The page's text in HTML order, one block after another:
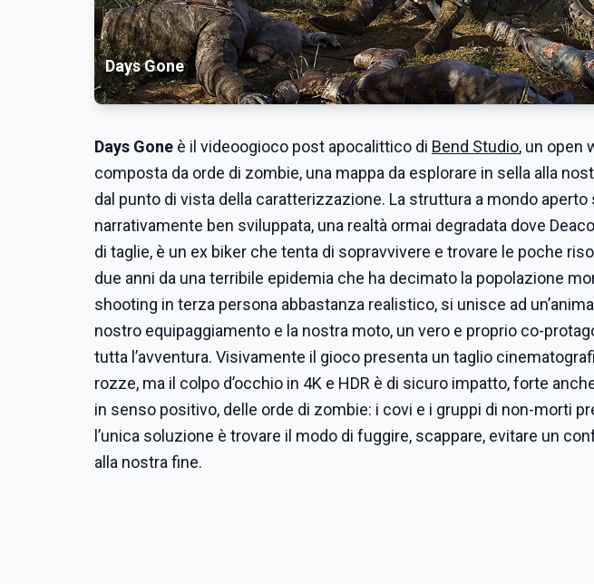
Days Gone
Days Gone è il videoogioco post apocalittico di Bend Studio, un open
composta da orde di zombie, una mappa da esplorare in sella alla
dal punto di vista della caratterizzazione. La struttura a mondo
narrativamente ben sviluppata, una realtà ormai degradata dove
di taglie, è un ex biker che tenta di sopravvivere e trovare le poche
due anni da una terribile epidemia che ha decimato la popolazione
shooting in terza persona abbastanza realistico, si unisce ad
nostro equipaggiamento e la nostra moto, un vero e proprio co-
tutta l’avventura. Visivamente il gioco presenta un taglio
rozze, ma il colpo d’occhio in 4K e HDR è di sicuro impatto, forte
in senso positivo, delle orde di zombie: i covi e i gruppi di non-morti
l’unica soluzione è trovare il modo di fuggire, scappare, evitare un
alla nostra fine.